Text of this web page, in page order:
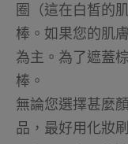
圈（這在白皙的
棒。如果您的肌
為主。為了遮蓋
棒。
無論您選擇甚麼
品，最好用化妝